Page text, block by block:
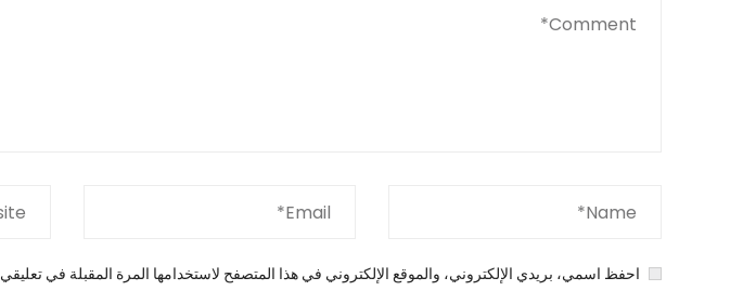
احفظ اسمي، بريدي الإلكتروني، والموقع الإلكتروني في هذا المتصفح لاستخدامها المرة المقبلة في تعليقي.